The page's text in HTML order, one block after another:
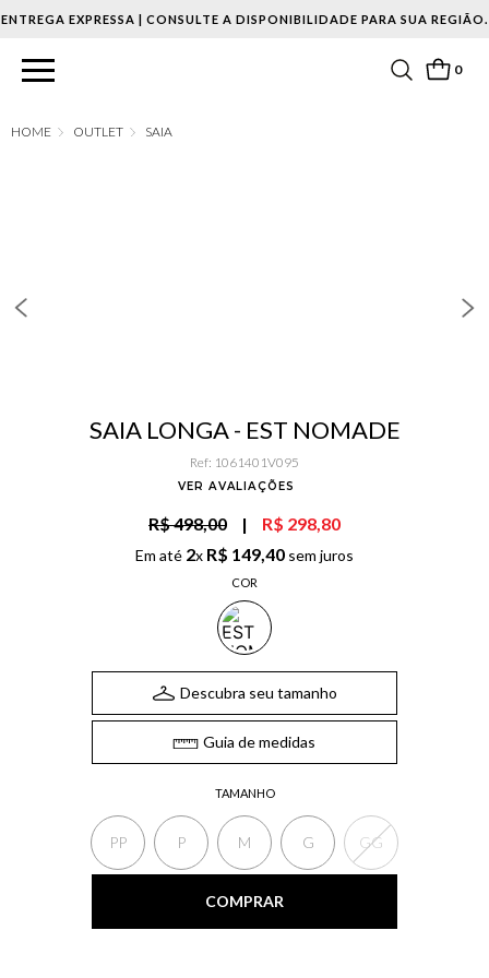
ENTREGA EXPRESSA | CONSULTE A DISPONIBILIDADE PARA SUA REGIÃO.
0
OUTLET SAIA
SAIA LONGA - EST NOMADE
Ref: 1061401V095
VER AVALIAÇÕES
R$ 498,00 | R$ 298,80
Em até 2x R$ 149,40 sem juros
COR
TAMANHO
PP P M G GG
Descubra seu tamanho
Guia de medidas
COMPRAR